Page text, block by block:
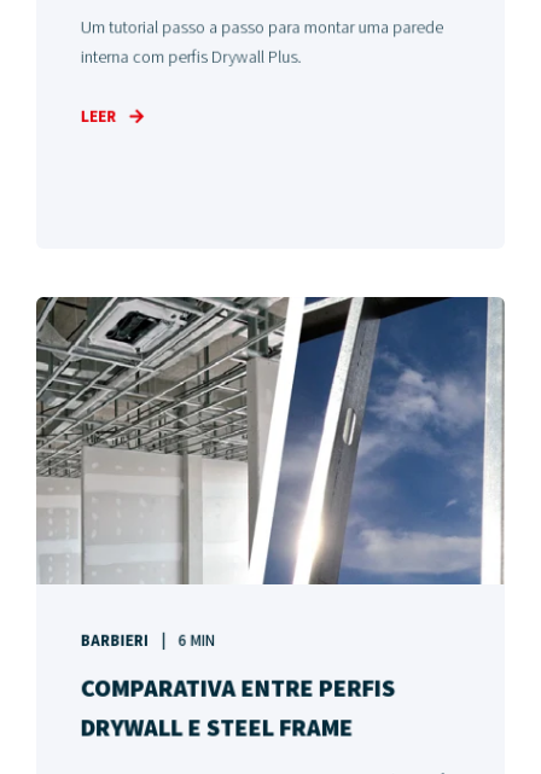
Um tutorial passo a passo para montar uma parede
interna com perfis Drywall Plus.
LEER
BARBIERI 6 MIN
COMPARATIVA ENTRE PERFIS
DRYWALL E STEEL FRAME